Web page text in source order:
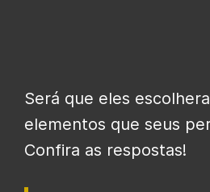
Será que eles
elementos que seus
Confira as respostas!